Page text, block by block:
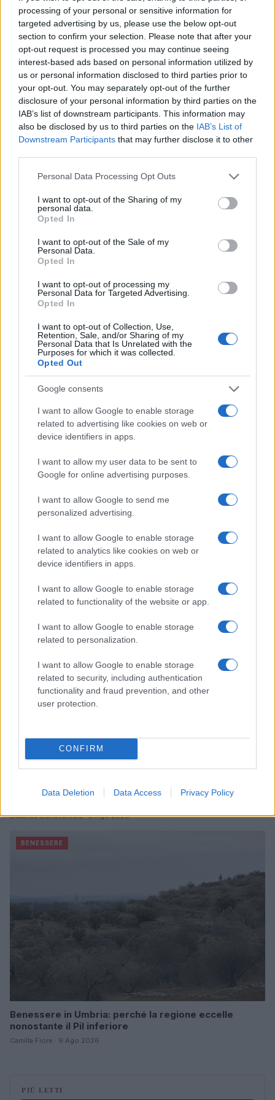
processing of your personal or sensitive information for
targeted advertising by us, please use the below opt-out
section to confirm your selection. Please note that after your
opt-out request is processed you may continue seeing
interest-based ads based on personal information utilized by
us or personal information disclosed to third parties prior to
your opt-out. You may separately opt-out of the further
disclosure of your personal information by third parties on the
IAB’s list of downstream participants. This information may
also be disclosed by us to third parties on the IAB’s List of
Downstream Participants that may further disclose it to other
Please note that this website/app uses one or more Google
not limited to your visit or usage behaviour. You may click to
grant or deny consent to Google and its third-party tags to
use your data for below specified purposes in below Google
consent section.
Personal Data Processing Opt Outs
I want to opt-out of the Sharing of my
personal data.
Opted In
I want to opt-out of the Sale of my
Personal Data.
Opted In
I want to opt-out of processing my
Personal Data for Targeted Advertising.
Opted In
I want to opt-out of Collection, Use,
Retention, Sale, and/or Sharing of my
Personal Data that Is Unrelated with the
Purposes for which it was collected.
Opted Out
Google consents
I want to allow Google to enable storage
related to advertising like cookies on web or
device identifiers in apps.
I want to allow my user data to be sent to
Google for online advertising purposes.
I want to allow Google to send me
personalized advertising.
I want to allow Google to enable storage
related to analytics like cookies on web or
device identifiers in apps.
I want to allow Google to enable storage
related to functionality of the website or app.
I want to allow Google to enable storage
related to personalization.
I want to allow Google to enable storage
related to security, including authentication
functionality and fraud prevention, and other
user protection.
CONFIRM
Data Deletion Data Access Privacy Policy
AUTORE
Staff
Continua a leggere
LIFESTYLE
Scopri Noto: guida alla città barocca più elegante della
Matteo Pellegrino · 9 Ago 2026
Scopri Terme De Montel: il più grande parco termale
Beatrice Bonaventura · 9 Ago 2026
BENESSERE
Benessere in Umbria: perché la regione eccelle
nonostante il Pil inferiore
Camilla Fiore · 9 Ago 2026
PIÙ LETTI